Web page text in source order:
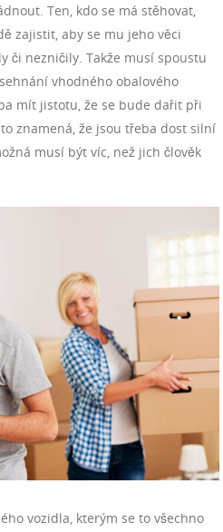
Ten, kdo se má stěhovat,
zajistit, aby se mu jeho věci
či nezničily. Takže musí spoustu
vhodného obalového
mít jistotu, že se bude dařit při
znamená, že jsou třeba dost silní
musí být víc, než jich člověk
vozidla, kterým se to všechno